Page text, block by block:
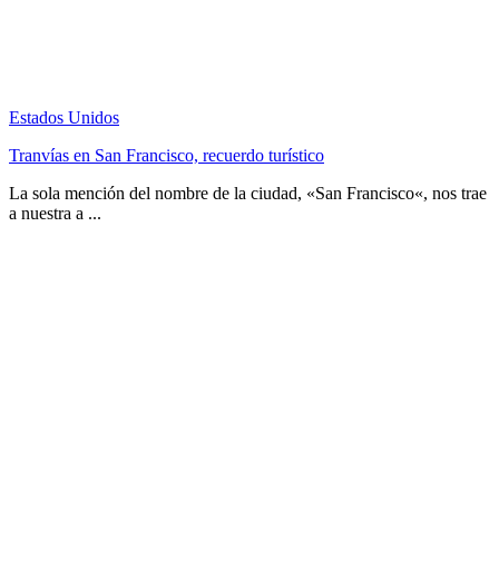
Estados Unidos
Tranvías en San Francisco, recuerdo turístico
La sola mención del nombre de la ciudad, «San Francisco«, nos trae
a nuestra a ...